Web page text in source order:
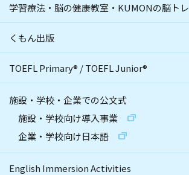
学習療法・脳の健康教室・KUMONの脳トレ
くもん出版
TOEFL Primary® /TOEFL Junior®
施設・学校・企業での公文式
施設・学校向け導入事業
企業・学校向け日本語
English Immersion Activities